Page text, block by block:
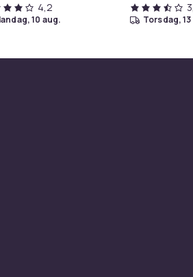
4,2
mandag, 10 aug. torsdag,